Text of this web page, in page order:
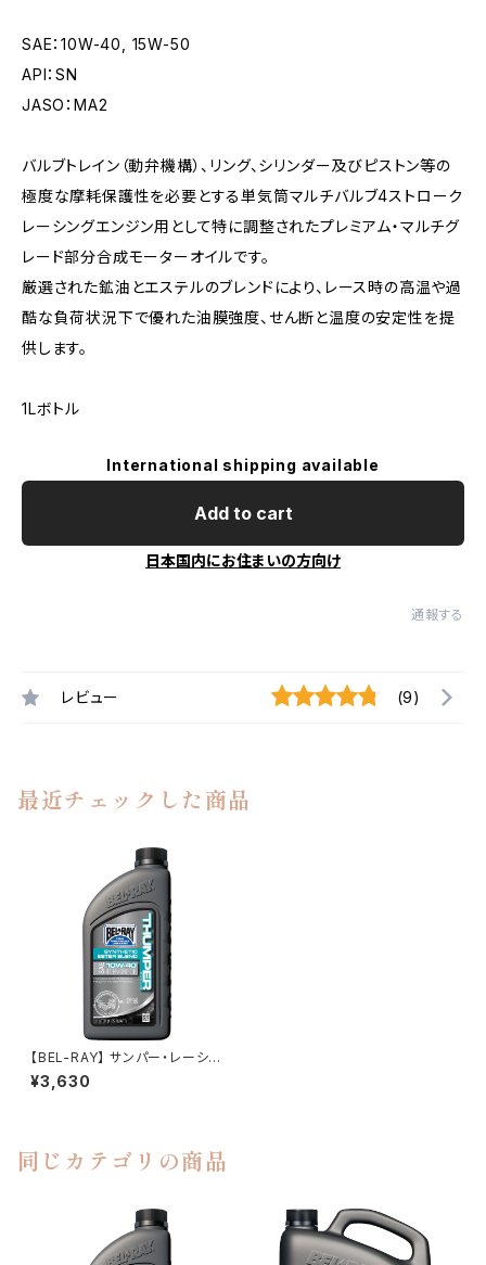
SAE：10W-40, 15W-50
API：SN
JASO：MA2
バルブトレイン（動弁機構）、リング、シリンダー及びピストン等の
極度な摩耗保護性を必要とする単気筒マルチバルブ4ストローク
レーシングエンジン用として特に調整されたプレミアム・マルチグ
レード部分合成モーターオイルです。
厳選された鉱油とエステルのブレンドにより、レース時の高温や過
酷な負荷状況下で優れた油膜強度、せん断と温度の安定性を提
供します。
1Lボトル
International shipping available
Add to cart
日本国内にお住まいの方向け
通報する
レビュー (9)
最近チェックした商品
【BEL-RAY】 サンパー・レーシン
グ部分合成エステル4Tエンジ
ンオイル 【ベルレイ】 THUMPE
¥3,630
同じカテゴリの商品